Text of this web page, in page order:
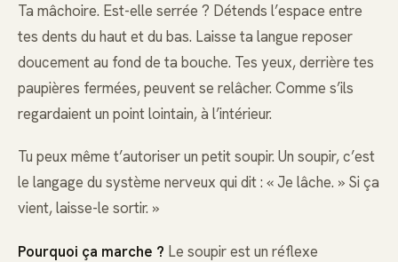
Ta mâchoire. Est-elle serrée ? Détends l’espace entre
tes dents du haut et du bas. Laisse ta langue reposer
doucement au fond de ta bouche. Tes yeux, derrière tes
paupières fermées, peuvent se relâcher. Comme s’ils
regardaient un point lointain, à l’intérieur.
Tu peux même t’autoriser un petit soupir. Un soupir, c’est
le langage du système nerveux qui dit : « Je lâche. » Si ça
vient, laisse-le sortir. »
Pourquoi ça marche ? Le soupir est un réflexe